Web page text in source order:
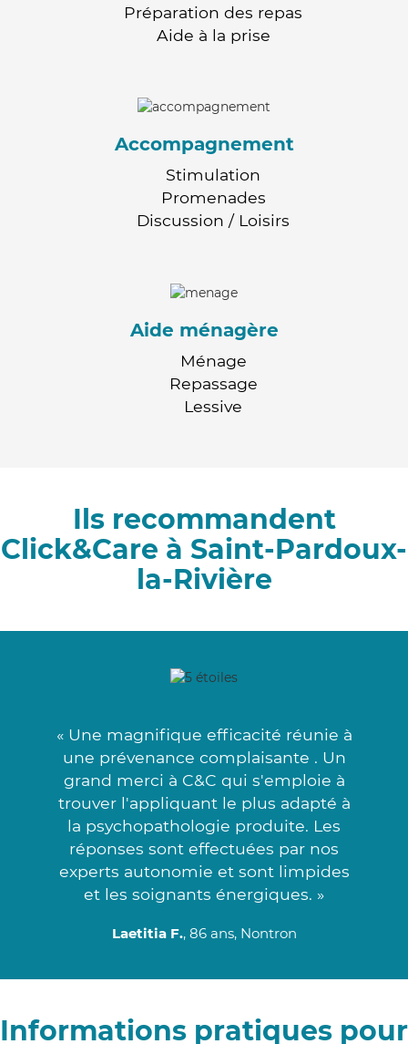
Préparation des repas
Aide à la prise
Accompagnement
Stimulation
Promenades
Discussion / Loisirs
Aide ménagère
Ménage
Repassage
Lessive
Ils recommandent
Click&Care à Saint-Pardoux-
la-Rivière
« Une magnifique efficacité réunie à
une prévenance complaisante . Un
grand merci à C&C qui s'emploie à
trouver l'appliquant le plus adapté à
la psychopathologie produite. Les
réponses sont effectuées par nos
experts autonomie et sont limpides
et les soignants énergiques. »
Laetitia F., 86 ans, Nontron
Informations pratiques pour